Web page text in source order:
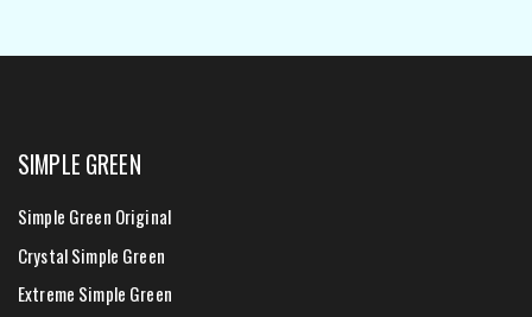
SIMPLE GREEN
Simple Green Original
Crystal Simple Green
Extreme Simple Green